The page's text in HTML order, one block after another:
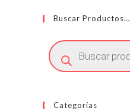
Buscar Productos…
Búsqueda
de
productos
Categorías